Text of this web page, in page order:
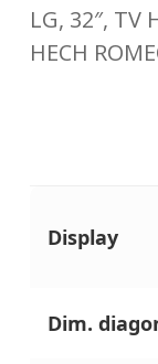
LG, 32″, TV
HECH
Display
Dim.